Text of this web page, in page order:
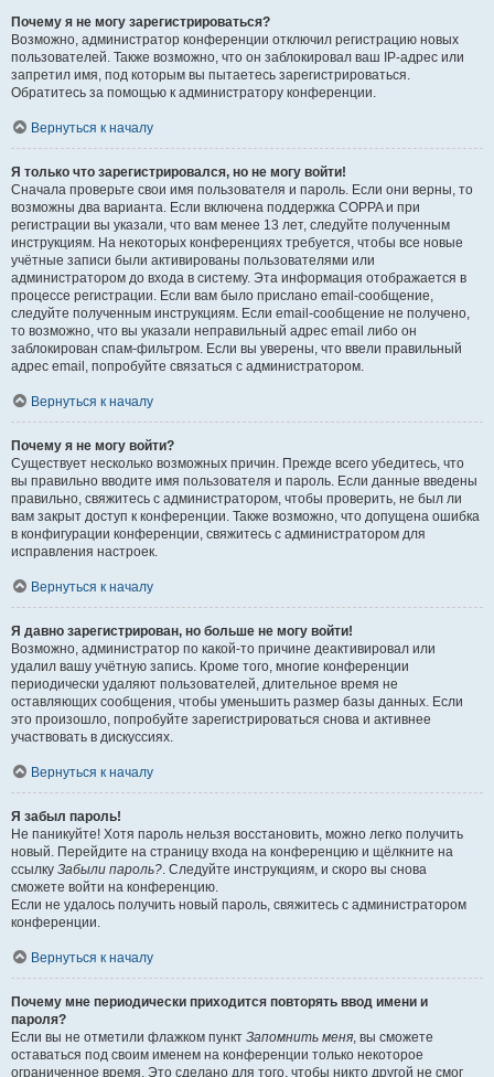
Почему я не могу зарегистрироваться?
Возможно, администратор конференции отключил регистрацию новых
пользователей. Также возможно, что он заблокировал ваш IP-адрес или
запретил имя, под которым вы пытаетесь зарегистрироваться.
Обратитесь за помощью к администратору конференции.
Вернуться к началу
Я только что зарегистрировался, но не могу войти!
Сначала проверьте свои имя пользователя и пароль. Если они верны, то
возможны два варианта. Если включена поддержка COPPA и при
регистрации вы указали, что вам менее 13 лет, следуйте полученным
инструкциям. На некоторых конференциях требуется, чтобы все новые
учётные записи были активированы пользователями или
администратором до входа в систему. Эта информация отображается в
процессе регистрации. Если вам было прислано email-сообщение,
следуйте полученным инструкциям. Если email-сообщение не получено,
то возможно, что вы указали неправильный адрес email либо он
заблокирован спам-фильтром. Если вы уверены, что ввели правильный
адрес email, попробуйте связаться с администратором.
Вернуться к началу
Почему я не могу войти?
Существует несколько возможных причин. Прежде всего убедитесь, что
вы правильно вводите имя пользователя и пароль. Если данные введены
правильно, свяжитесь с администратором, чтобы проверить, не был ли
вам закрыт доступ к конференции. Также возможно, что допущена ошибка
в конфигурации конференции, свяжитесь с администратором для
исправления настроек.
Вернуться к началу
Я давно зарегистрирован, но больше не могу войти!
Возможно, администратор по какой-то причине деактивировал или
удалил вашу учётную запись. Кроме того, многие конференции
периодически удаляют пользователей, длительное время не
оставляющих сообщения, чтобы уменьшить размер базы данных. Если
это произошло, попробуйте зарегистрироваться снова и активнее
участвовать в дискуссиях.
Вернуться к началу
Я забыл пароль!
Не паникуйте! Хотя пароль нельзя восстановить, можно легко получить
новый. Перейдите на страницу входа на конференцию и щёлкните на
ссылку Забыли пароль?. Следуйте инструкциям, и скоро вы снова
сможете войти на конференцию.
Если не удалось получить новый пароль, свяжитесь с администратором
конференции.
Вернуться к началу
Почему мне периодически приходится повторять ввод имени и
пароля?
Если вы не отметили флажком пункт Запомнить меня, вы сможете
оставаться под своим именем на конференции только некоторое
ограниченное время. Это сделано для того, чтобы никто другой не смог